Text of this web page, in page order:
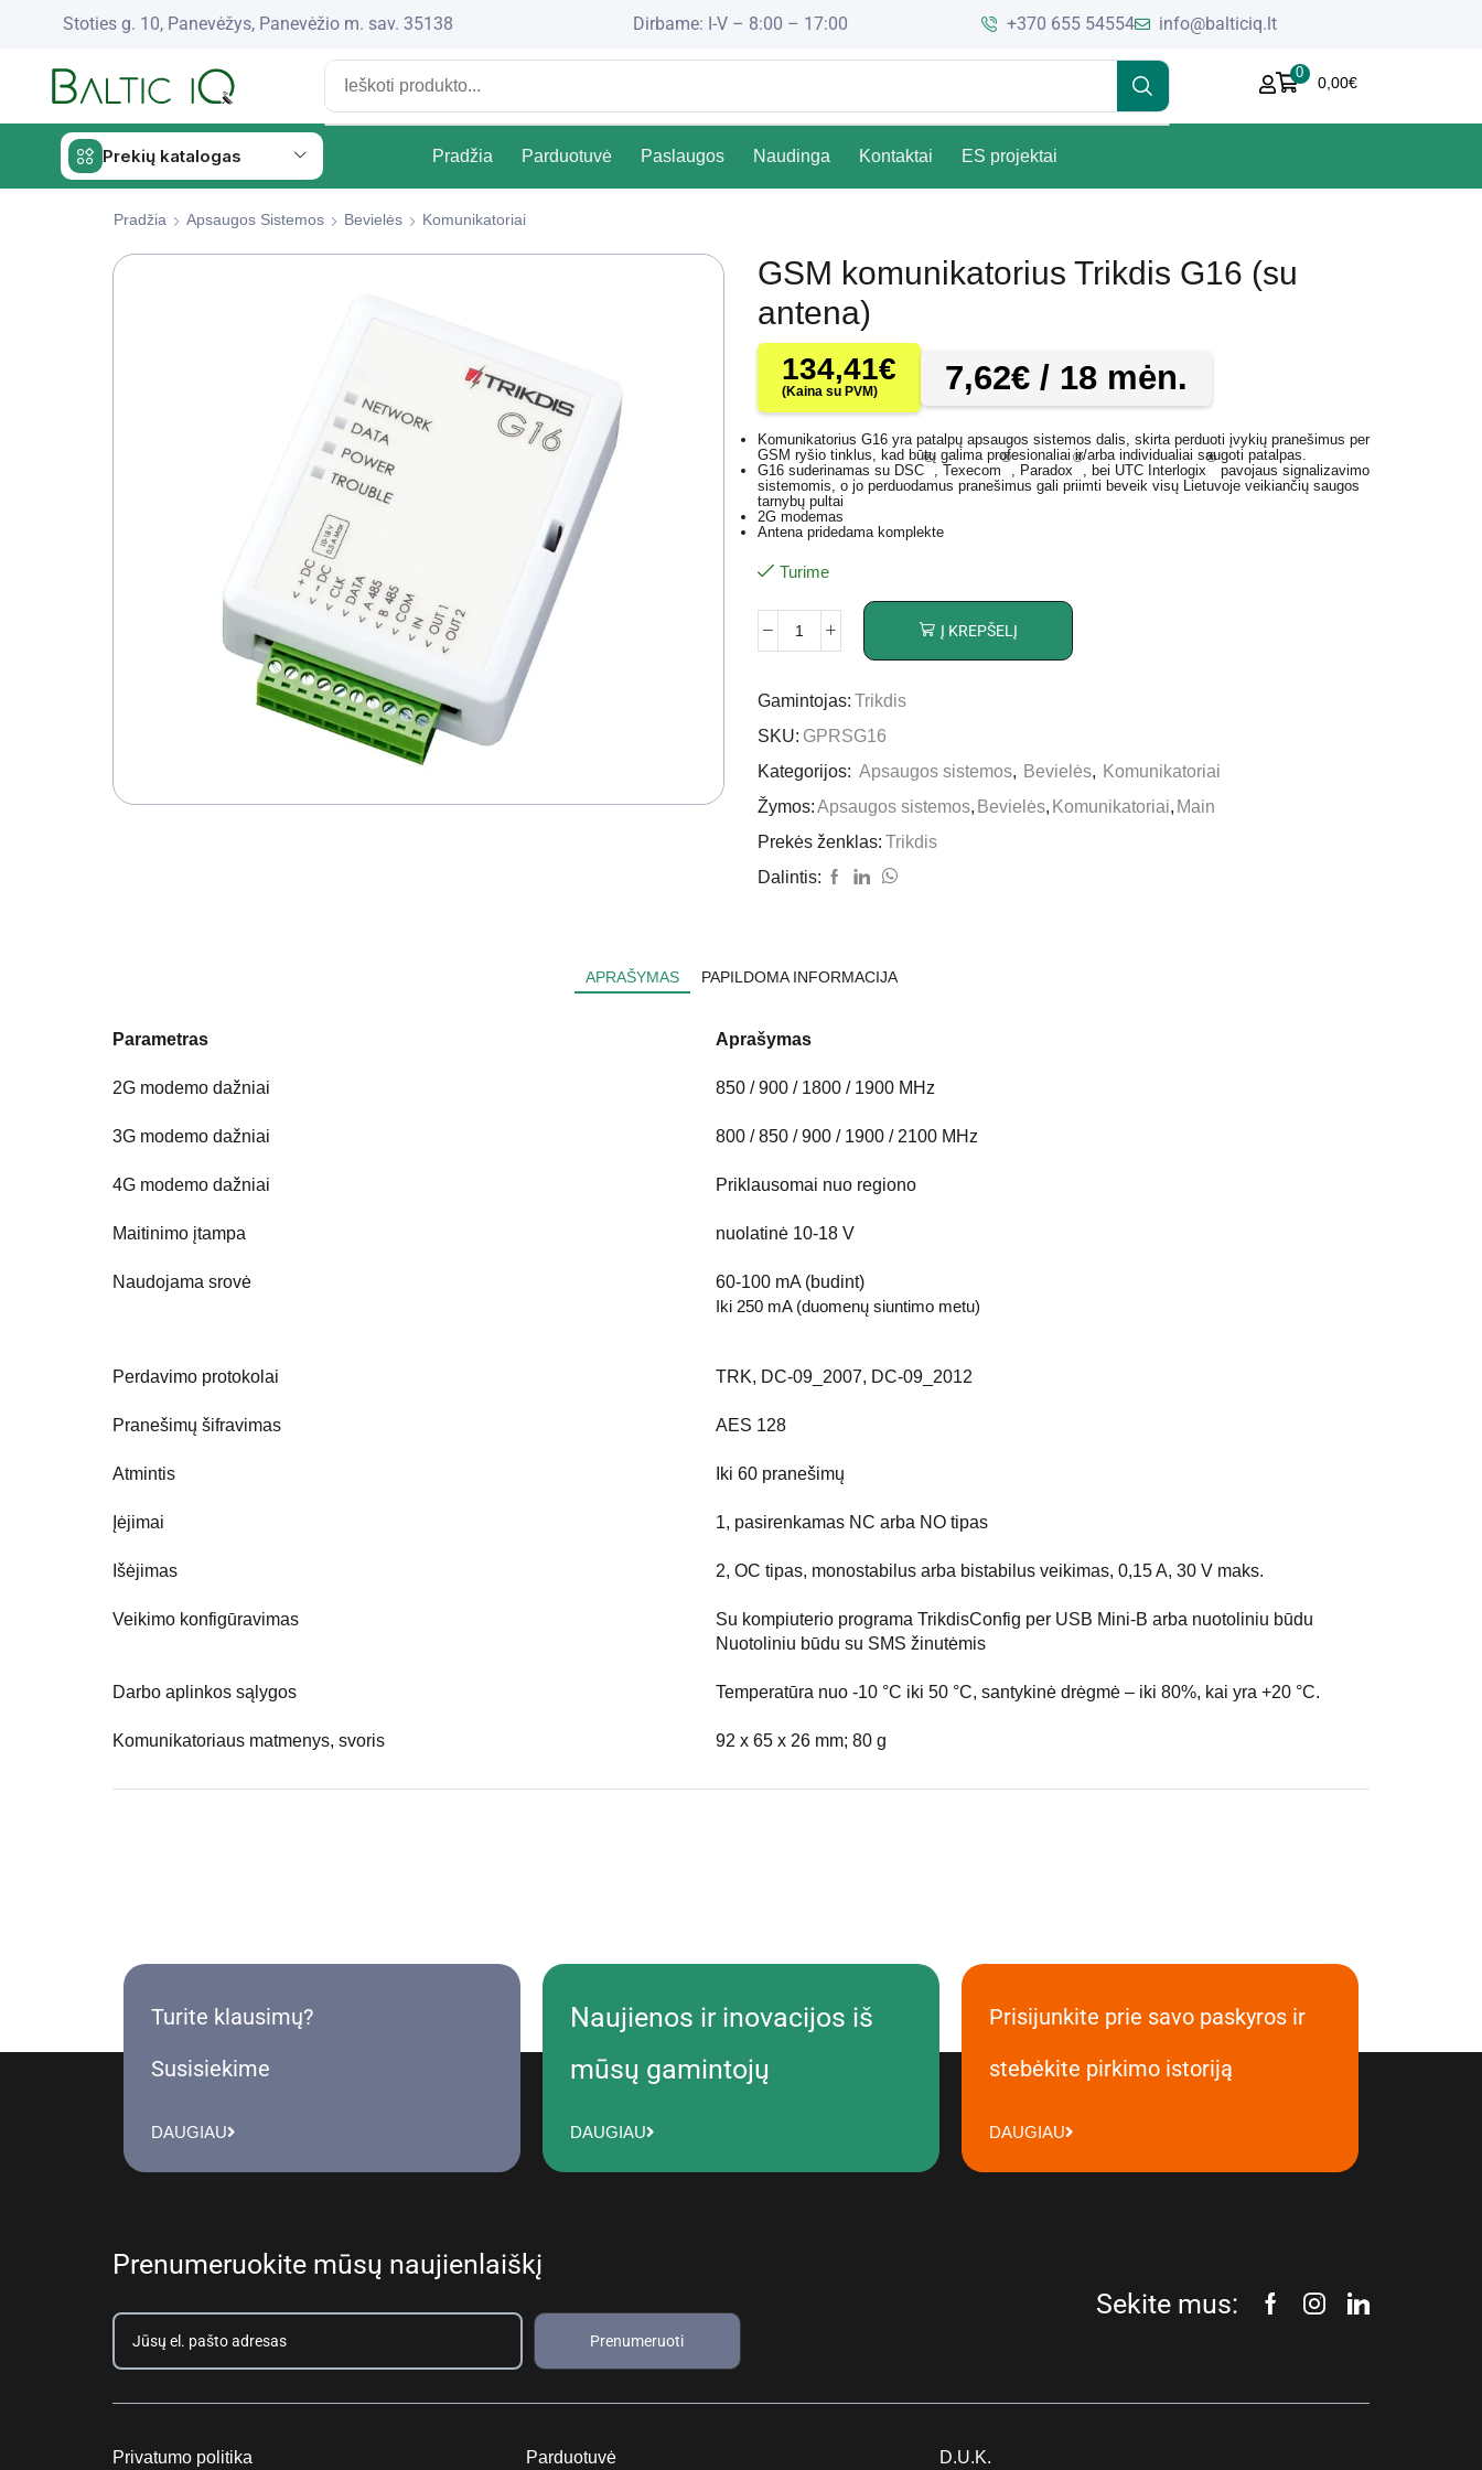
Stoties g. 10, Panevėžys, Panevėžio m. sav. 35138 Dirbame: I-V – 8:00 – 17:00 +370 655 54554 info@balticiq.lt
0
0,00€
Prekių katalogas Pradžia Parduotuvė Paslaugos Naudinga Kontaktai ES projektai
Pradžia Apsaugos Sistemos Bevielės Komunikatoriai
GSM komunikatorius Trikdis G16 (su
antena)
134,41€
(Kaina su PVM) 7,62€ / 18 mėn.
Komunikatorius G16 yra patalpų apsaugos sistemos dalis, skirta perduoti įvykių pranešimus per
GSM ryšio tinklus, kad būtų galima profesionaliai ir/arba individualiai saugoti patalpas.
G16 suderinamas su DSC
®
, Texecom
®
, Paradox
®
, bei UTC Interlogix
®
pavojaus signalizavimo
sistemomis, o jo perduodamus pranešimus gali priimti beveik visų Lietuvoje veikiančių saugos
tarnybų pultai
2G modemas
Antena pridedama komplekte
Turime
Į KREPŠELĮ
Gamintojas: Trikdis
SKU: GPRSG16
Kategorijos: Apsaugos sistemos, Bevielės, Komunikatoriai
Žymos:Apsaugos sistemos, Bevielės, Komunikatoriai, Main
Prekės ženklas: Trikdis
Dalintis:
APRAŠYMAS PAPILDOMA INFORMACIJA
Parametras Aprašymas
2G modemo dažniai 850 / 900 / 1800 / 1900 MHz
3G modemo dažniai 800 / 850 / 900 / 1900 / 2100 MHz
4G modemo dažniai Priklausomai nuo regiono
Maitinimo įtampa nuolatinė 10-18 V
Naudojama srovė
60-100 mA (budint)
Iki 250 mA (duomenų siuntimo metu)
Perdavimo protokolai TRK, DC-09_2007, DC-09_2012
Pranešimų šifravimas AES 128
Atmintis Iki 60 pranešimų
Įėjimai 1, pasirenkamas NC arba NO tipas
Išėjimas 2, OC tipas, monostabilus arba bistabilus veikimas, 0,15 A, 30 V maks.
Veikimo konfigūravimas
Su kompiuterio programa TrikdisConfig per USB Mini-B arba nuotoliniu būdu
Nuotoliniu būdu su SMS žinutėmis
Darbo aplinkos sąlygos Temperatūra nuo -10 °C iki 50 °C, santykinė drėgmė – iki 80%, kai yra +20 °C.
Komunikatoriaus matmenys, svoris 92 x 65 x 26 mm; 80 g
Turite klausimų?
Susisiekime
DAUGIAU
Naujienos ir inovacijos iš
mūsų gamintojų
DAUGIAU
Prisijunkite prie savo paskyros ir
stebėkite pirkimo istoriją
DAUGIAU
Prenumeruokite mūsų naujienlaiškį
Prenumeruoti
Sekite mus:
Privatumo politika Parduotuvė D.U.K.